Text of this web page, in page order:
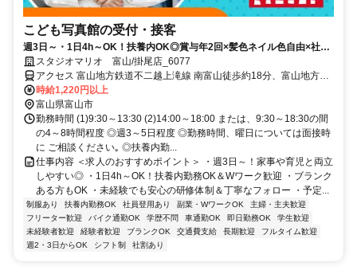
こども写真館の受付・接客
週3日～・1日4h～OK！扶養内OK◎賞与年2回×髪色ネイル色自由×社割
あり！特別な一日を笑顔にするお仕事♪
スタジオマリオ 富山/掛尾店_6077
アクセス 富山地方鉄道不二越上滝線 南富山徒歩約18分、富山地方鉄
道市内線 南富山駅前徒歩約18分、富山地方鉄道市内線 大町（富山
県）徒歩約21分 富山地方鉄道不二越上滝線「南富山駅」徒歩20分
時給1,220円以上
富山県富山市
勤務時間 (1)9:30～13:30 (2)14:00～18:00 または、9:30～18:30の間
の4～8時間程度 ◎週3～5日程度 ◎勤務時間、曜日については面接時
に ご相談ください｡ ◎扶養内勤...
仕事内容 ＜求人のおすすめポイント＞ ・週3日～！家事や育児と両立
しやすい◎ ・1日4h～OK！扶養内勤務OK＆Wワーク歓迎 ・ブランク
ある方もOK ・未経験でも安心の研修体制＆丁寧なフォロー ・予定...
制服あり 扶養内勤務OK 社員登用あり 副業・WワークOK
主婦・主夫歓迎
フリーター歓迎
バイク通勤OK 学歴不問 車通勤OK 即日勤務OK
学生歓迎
未経験者歓迎
経験者歓迎 ブランクOK 交通費支給 長期歓迎
フルタイム歓迎
週2・3日からOK
シフト制 社割あり